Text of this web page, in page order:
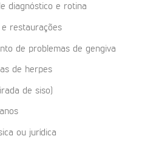
diagnóstico e rotina
e restaurações
de problemas de gengiva
de herpes
de siso)
ou jurídica